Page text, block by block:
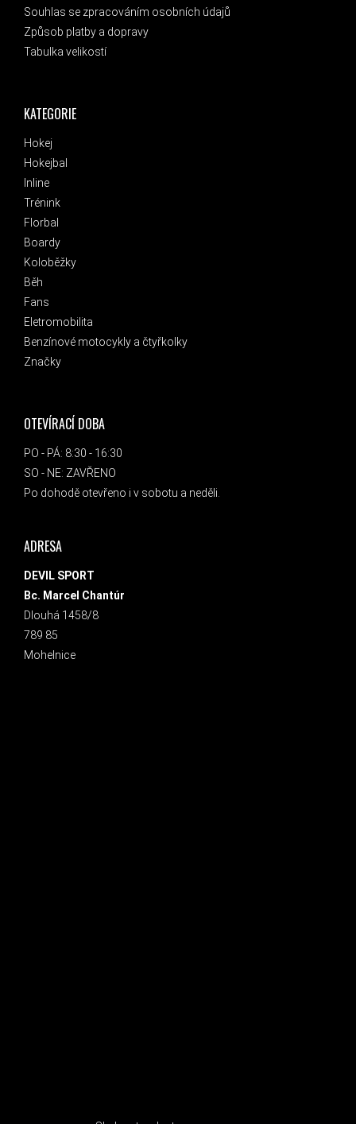
KATEGORIE
Hokej
Hokejbal
Inline
Trénink
Florbal
Boardy
Koloběžky
Běh
Fans
Eletromobilita
Benzínové motocykly a čtyřkolky
Značky
Souhlas se zpracováním osobních údajů
Způsob platby a dopravy
Tabulka velikostí
OTEVÍRACÍ DOBA
PO - PÁ: 8:30 - 16:30
SO - NE: ZAVŘENO
Po dohodě otevřeno i v sobotu a neděli.
ADRESA
DEVIL SPORT
Bc. Marcel Chantúr
Dlouhá 1458/8
789 85
Mohelnice